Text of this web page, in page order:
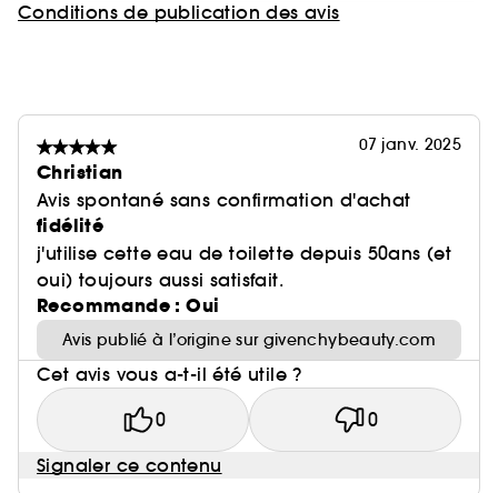
Conditions de publication des avis
07 janv. 2025
Christian
Avis spontané sans confirmation d'achat
fidélité
j'utilise cette eau de toilette depuis 50ans (et
oui) toujours aussi satisfait.
Recommande : Oui
Avis publié à l’origine sur givenchybeauty.com
Cet avis vous a-t-il été utile ?
0 0
Signaler ce contenu